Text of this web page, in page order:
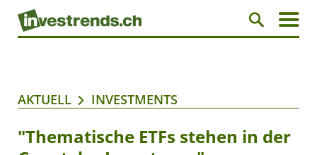
AKTUELL INVESTMENTS
"Thematische ETFs stehen in der